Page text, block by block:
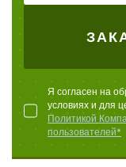
Я согласен на
условиях и для
Политикой
пользователей*